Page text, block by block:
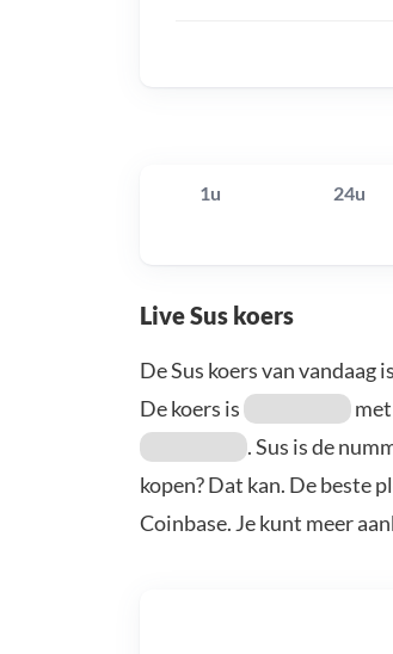
1u 24u
Live Sus koers
De Sus koers van vandaag is
De koers is
met
. Sus is de
kopen? Dat kan. De beste
Coinbase. Je kunt meer